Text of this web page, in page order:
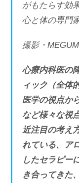
がもたらす効
心と体の専門
撮影・
心療内科医の
ィック（全体
医学の視点か
など様々な視
近注目の考え
れている、ア
したセラピー
き合ってきた